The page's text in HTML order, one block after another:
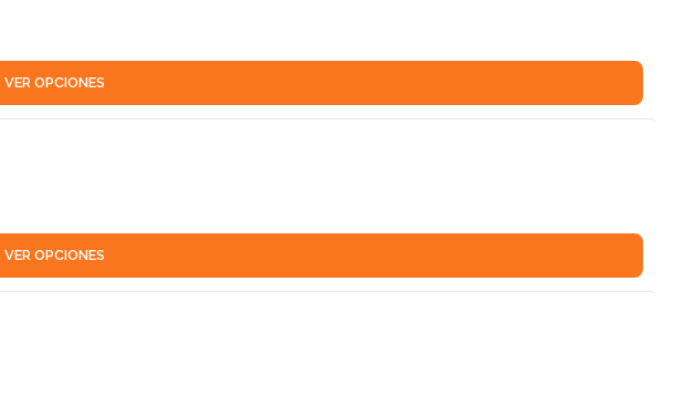
VER OPCIONES
VER OPCIONES